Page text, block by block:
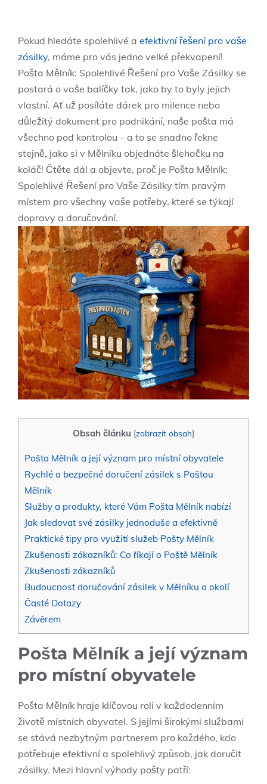
Pokud hledáte ⁤spolehlivé a efektivní řešení pro vaše
zásilky, máme‌ pro vás jedno velké překvapení!
Pošta Mělník: Spolehlivé Řešení pro‌ Vaše Zásilky se
postará o vaše balíčky​ tak, jako by to byly jejich
⁢vlastní. ​Ať už posíláte dárek pro milence nebo
důležitý dokument pro podnikání,‍ naše pošta ⁢má ​
všechno⁤ pod kontrolou – ‌a to se snadno řekne
stejně, ⁤jako‌ si v Mělníku​ objednáte‍ šlehačku na ​
koláč! Čtěte‌ dál a‌ objevte, proč je Pošta Mělník:
Spolehlivé ​Řešení pro⁣ Vaše Zásilky tím​ pravým
místem pro všechny vaše potřeby, které ‌se týkají
dopravy a doručování.
Obsah článku [zobrazit obsah]
Pošta⁣ Mělník a ⁤její význam pro místní obyvatele
Rychlé ⁤a bezpečné doručení zásilek s Poštou
Mělník
Služby ⁢a produkty, které ‌Vám Pošta Mělník nabízí
Jak sledovat své zásilky jednoduše a efektivně
Praktické tipy ⁣pro využití služeb⁢ Pošty Mělník
Zkušenosti zákazníků: ⁤Co říkají o Poště ⁣Mělník
Zkušenosti zákazníků
Budoucnost doručování ‌zásilek v ⁤Mělníku⁢ a⁢ okolí
Časté ⁤Dotazy
Závěrem
Pošta⁣ Mělník a ⁤její význam
pro místní obyvatele
Pošta Mělník hraje ‍klíčovou​ roli v každodenním
životě místních⁤ obyvatel. ‍S jejími širokými službami
se stává nezbytným partnerem pro‌ každého, kdo
potřebuje efektivní a spolehlivý způsob, jak doručit
zásilky. Mezi hlavní výhody pošty patří: